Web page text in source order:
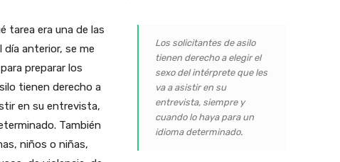
Los solicitantes de asilo
tienen derecho a elegir el
sexo del intérprete que les
va a asistir en su
entrevista, siempre y
cuando lo haya para un
idioma determinado.
tarea era una de las
día anterior, se me
preparar los
tienen derecho a
en su entrevista,
También
niños o niñas,